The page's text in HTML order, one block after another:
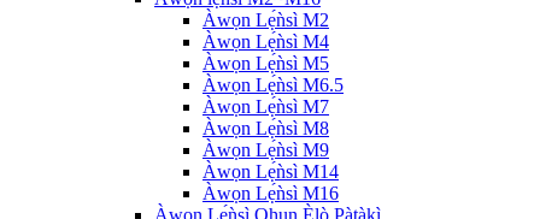
Àwọn Lẹ́ǹsì M2
Àwọn Lẹ́ǹsì M4
Àwọn Lẹ́ǹsì M5
Àwọn Lẹ́ǹsì M6.5
Àwọn Lẹ́ǹsì M7
Àwọn Lẹ́ǹsì M8
Àwọn Lẹ́ǹsì M9
Àwọn Lẹ́ǹsì M14
Àwọn Lẹ́ǹsì M16
Àwọn Lẹ́ǹsì Ohun Èlò Pàtàkì